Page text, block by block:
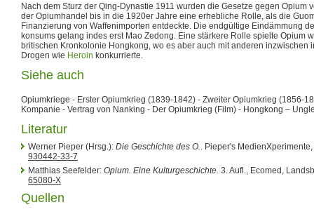
Nach dem Sturz der Qing-Dynastie 1911 wurden die Gesetze gegen Opium
der Opiumhandel bis in die 1920er Jahre eine erhebliche Rolle, als die
Finanzierung von Waffenimporten entdeckte. Die endgültige Eindämmung
konsums gelang indes erst Mao Zedong. Eine stärkere Rolle spielte Opium
britischen Kronkolonie Hongkong, wo es aber auch mit anderen inzwischen
Drogen wie Heroin konkurrierte.
Siehe auch
Opiumkriege - Erster Opiumkrieg (1839-1842) - Zweiter Opiumkrieg (1856-
Kompanie - Vertrag von Nanking - Der Opiumkrieg (Film) - Hongkong –
Literatur
Werner Pieper (Hrsg.): Die Geschichte des O.. Pieper's
930442-33-7
Matthias Seefelder: Opium. Eine Kulturgeschichte. 3. Aufl., Ecomed,
65080-X
Quellen